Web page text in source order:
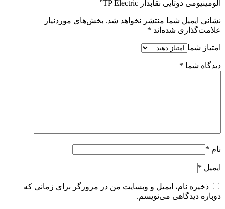
آلومینیومی دوتایی نقابدار TP Electric”
نشانی ایمیل شما منتشر نخواهد شد. بخش‌های موردنیاز
علامت‌گذاری شده‌اند *
امتیاز شما
دیدگاه شما *
نام *
ایمیل *
ذخیره نام، ایمیل و وبسایت من در مرورگر برای زمانی که
دوباره دیدگاهی می‌نویسم.